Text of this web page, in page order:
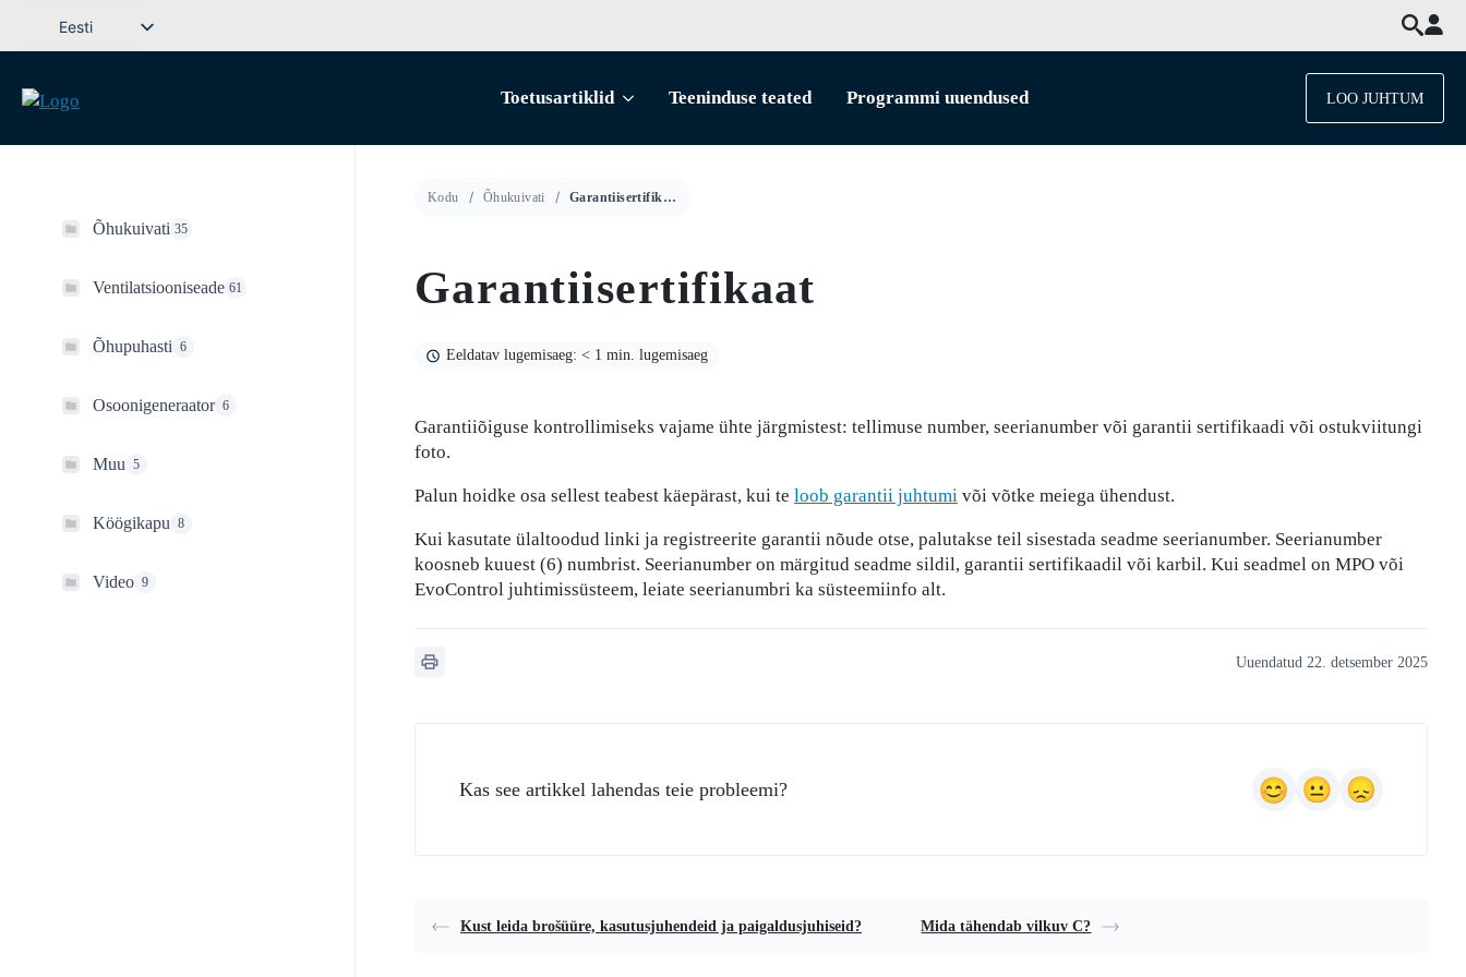
sisu
Eesti
English (UK)
Suomi
Lietuvių kalba
Toetusartiklid Teeninduse teated Programmi uuendused LOO JUHTUM
Õhukuivati 35
Ventilatsiooniseade 61
Õhupuhasti 6
Osoonigeneraator 6
Muu 5
Köögikapu 8
Video 9
Kodu Õhukuivati Garantiisertifikaat
Garantiisertifikaat
Eeldatav lugemisaeg: < 1 min. lugemisaeg
Garantiiõiguse kontrollimiseks vajame ühte järgmistest: tellimuse number, seerianumber või garantii sertifikaadi või ostukviitungi
foto.
Palun hoidke osa sellest teabest käepärast, kui te loob garantii juhtumivõi võtke meiega ühendust.
Kui kasutate ülaltoodud linki ja registreerite garantii nõude otse, palutakse teil sisestada seadme seerianumber. Seerianumber
koosneb kuuest (6) numbrist. Seerianumber on märgitud seadme sildil, garantii sertifikaadil või karbil. Kui seadmel on MPO või
EvoControl juhtimissüsteem, leiate seerianumbri ka süsteemiinfo alt.
Uuendatud 22. detsember 2025
Kas see artikkel lahendas teie probleemi?
Kust leida brošüüre, kasutusjuhendeid ja paigaldusjuhiseid? Mida tähendab vilkuv C?